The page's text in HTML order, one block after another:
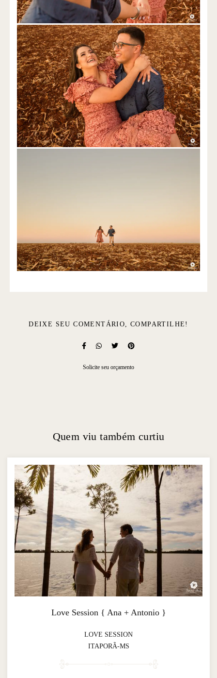
DEIXE SEU COMENTÁRIO, COMPARTILHE!
Solicite seu orçamento
Quem viu também curtiu
Love Session { Ana + Antonio }
LOVE SESSION
ITAPORÃ-MS